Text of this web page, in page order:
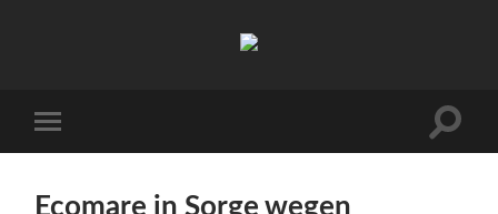
Familie
Menü
Ecomare in Sorge wegen